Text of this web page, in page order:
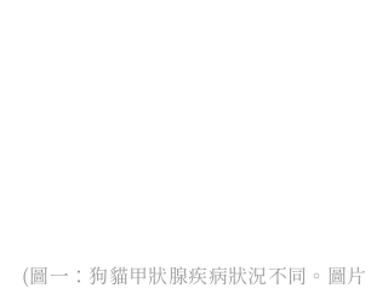
(圖一：狗貓甲狀腺疾病狀況不同。圖片